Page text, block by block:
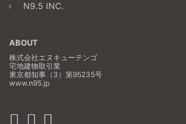
N9.5 INC.
ABOUT
株式会社エヌキューテンゴ
宅地建物取引業
東京都知事（3）第95235号
www.n95.jp